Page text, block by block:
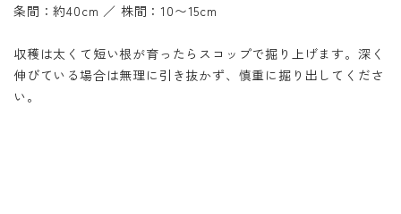
条間：約40cm ／ 株間：10〜15cm
収穫は太くて短い根が育ったらスコップで掘り上げます。深く
伸びている場合は無理に引き抜かず、慎重に掘り出してくださ
い。